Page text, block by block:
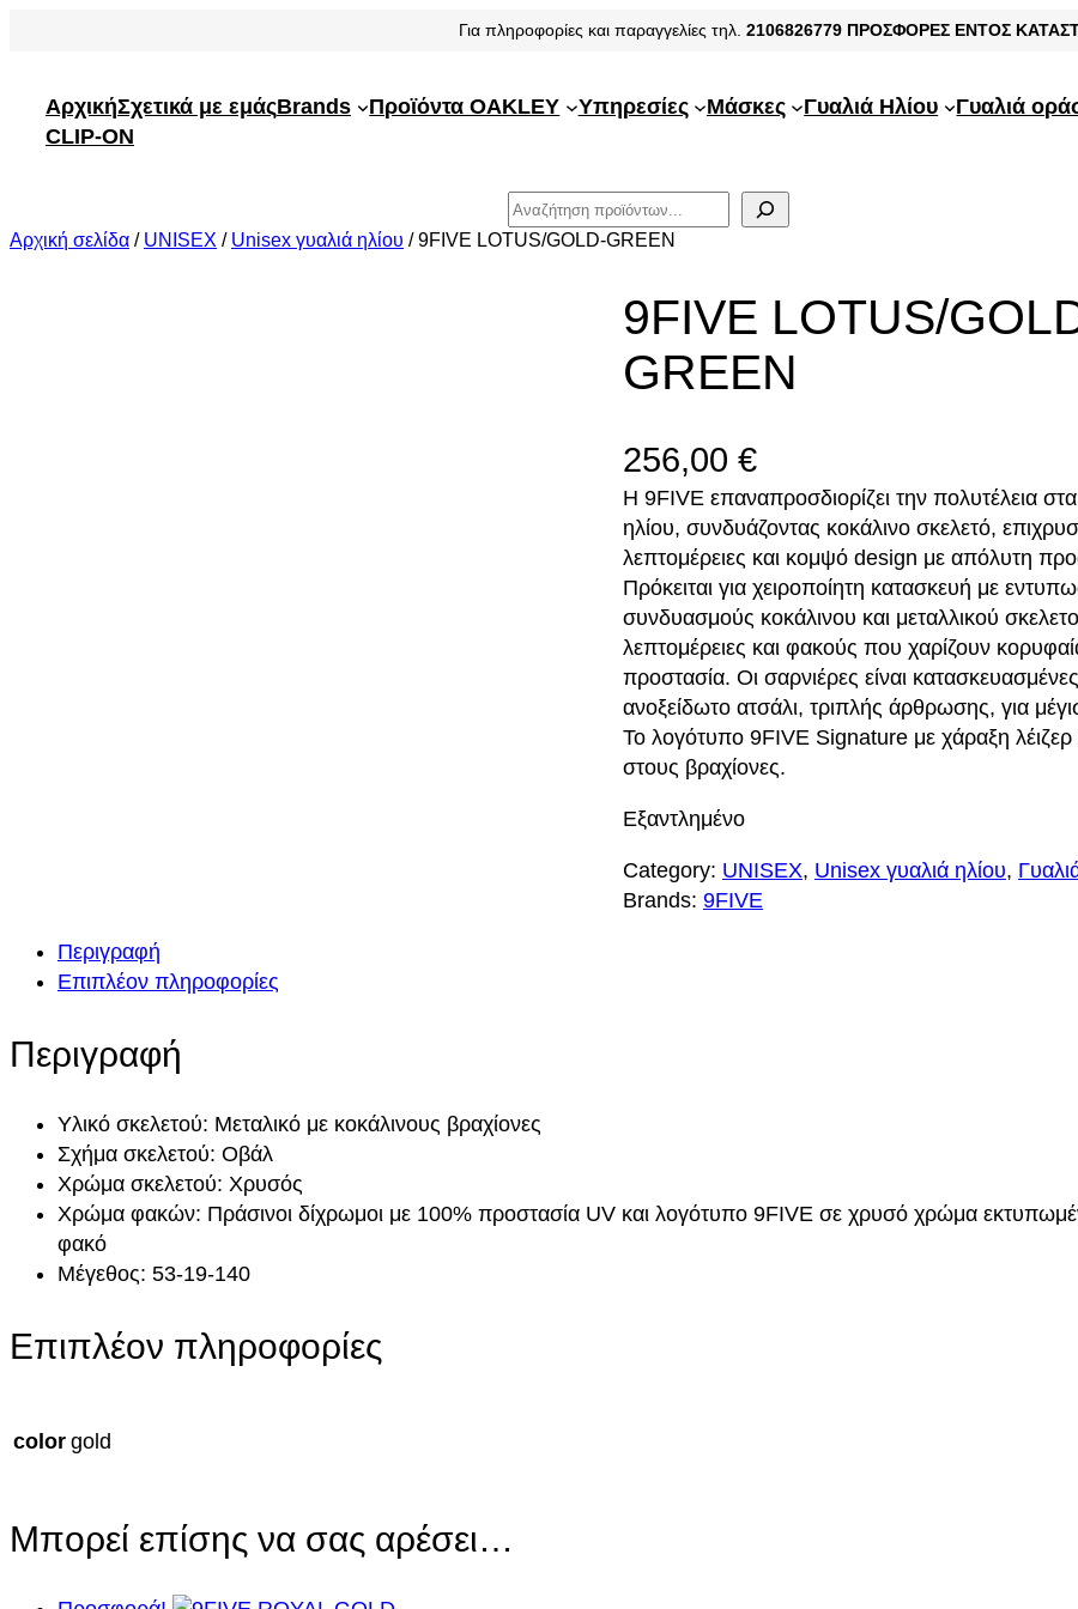
Για πληροφορίες και παραγγελίες τηλ. 2106826779 ΠΡΟΣΦΟΡΕΣ ΕΝΤΟΣ
ΑρχικήΣχετικά με εμάςBrands Προϊόντα OAKLEY Υπηρεσίες Μάσκες Γυαλιά Ηλίου
Γυαλιά
CLIP-ON
Αρχική σελίδα / UNISEX / Unisex γυαλιά ηλίου / 9FIVE LOTUS/GOLD-GREEN
9FIVE LOTUS/
GREEN
256,00 €
Η 9FIVE επαναπροσδιορίζει την πολυτέλεια
ηλίου, συνδυάζοντας κοκάλινο σκελετό,
λεπτομέρειες και κομψό design με απόλυτη
Πρόκειται για χειροποίητη κατασκευή με
συνδυασμούς κοκάλινου και μεταλλικού
λεπτομέρειες και φακούς που χαρίζουν
προστασία. Οι σαρνιέρες είναι
ανοξείδωτο ατσάλι, τριπλής άρθρωσης, για
Το λογότυπο 9FIVE Signature με χάραξη λέιζερ
στους βραχίονες.
Εξαντλημένο
Category: UNISEX, Unisex γυαλιά ηλίου,
Brands: 9FIVE
Περιγραφή
Επιπλέον πληροφορίες
Περιγραφή
Υλικό σκελετού: Μεταλικό με κοκάλινους βραχίονες
Σχήμα σκελετού: Οβάλ
Χρώμα σκελετού: Χρυσός
Χρώμα φακών: Πράσινοι δίχρωμοι με 100% προστασία UV και λογότυπο 9FIVE σε χρυσό χρώμα
φακό
Μέγεθος: 53-19-140
Επιπλέον πληροφορίες
color gold
Μπορεί επίσης να σας αρέσει…